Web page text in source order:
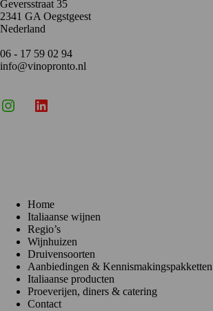
Geversstraat 35
2341 GA Oegstgeest
Nederland
06 - 17 59 02 94
info@vinopronto.nl
InstagramLinkedIn
Home
Italiaanse wijnen
Regio’s
Wijnhuizen
Druivensoorten
Aanbiedingen & Kennismakingspakketten
Italiaanse producten
Proeverijen, diners & catering
Contact